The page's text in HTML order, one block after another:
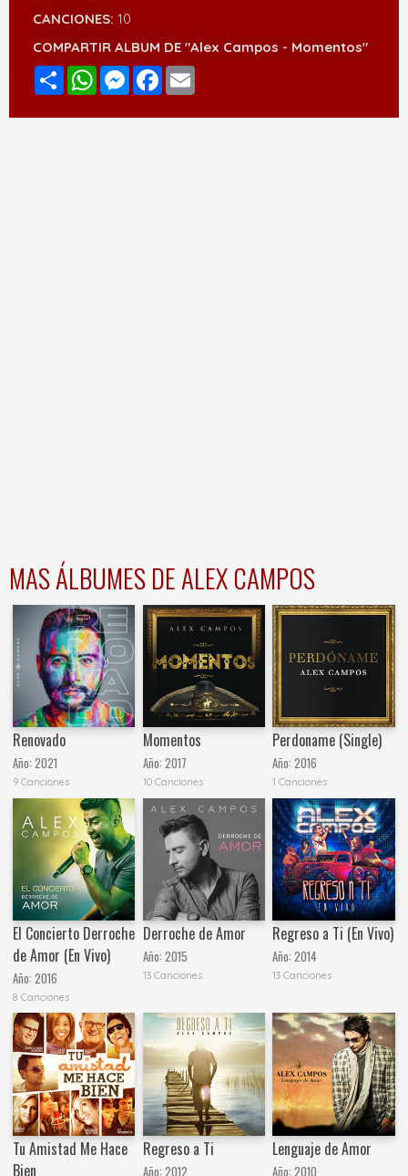
CANCIONES: 10
COMPARTIR ALBUM DE "Alex Campos - Momentos"
Compartir
WhatsAppMessenger
Facebook
MAS ÁLBUMES DE ALEX CAMPOS
Renovado
Año:2021
9 Canciones
Momentos
Año: 2017
10 Canciones
Perdoname (Single)
Año:2016
1 Canciones
El Concierto Derroche
de Amor (En Vivo)
Año:2016
8 Canciones
Derroche de Amor
Año: 2015
13 Canciones
Regreso a Ti (En Vivo)
Año:2014
13 Canciones
Tu Amistad Me Hace
Bien
Regreso a Ti
Año: 2012
Lenguaje de Amor
Año:2010